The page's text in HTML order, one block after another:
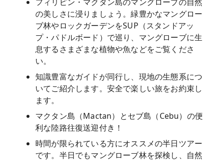
の美しさに浸りましょう。緑豊かなマングロー
ブ林やロックガーデンをSUP（スタンドアッ
プ・パドルボード）で巡り、マングローブに生
息するさまざまな植物や魚などをご覧くださ
い。
知識豊富なガイドが同行し、現地の生態系につ
いてご紹介します。安全で楽しい旅をお約束し
ます。
マクタン島（Mactan）とセブ島（Cebu）の便
利な陸路往復送迎付き！
時間が限られている方にオススメの半日ツアー
です。半日でもマングローブ林を探検し、自然